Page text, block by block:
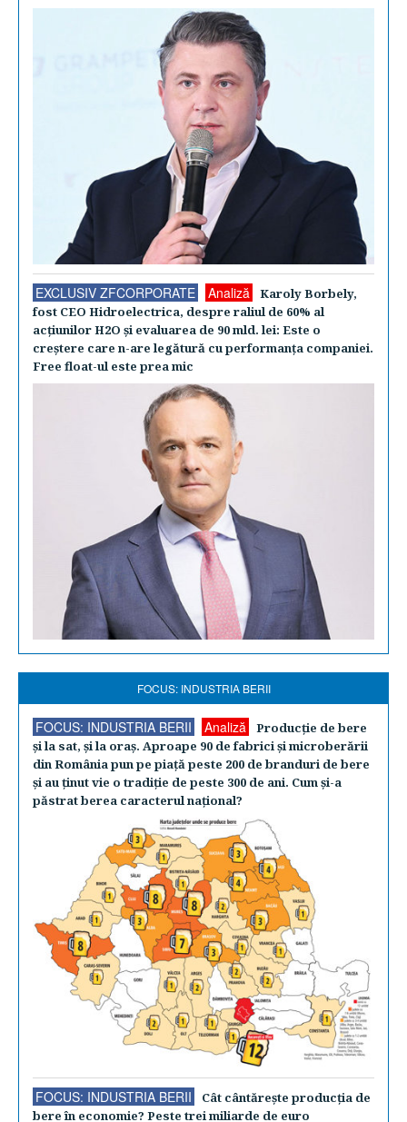
EXCLUSIV ZFCORPORATE Analiză
Karoly Borbely,
fost CEO Hidroelectrica, despre raliul de 60% al
acţiunilor H2O şi evaluarea de 90 mld. lei: Este o
creştere care n-are legătură cu performanţa companiei.
Free float-ul este prea mic
FOCUS: INDUSTRIA BERII
FOCUS: INDUSTRIA BERII Analiză
Producţie de bere
şi la sat, şi la oraş. Aproape 90 de fabrici şi microberării
din România pun pe piaţă peste 200 de branduri de bere
şi au ţinut vie o tradiţie de peste 300 de ani. Cum şi-a
păstrat berea caracterul naţional?
FOCUS: INDUSTRIA BERII
Cât cântăreşte producţia de
bere în economie? Peste trei miliarde de euro